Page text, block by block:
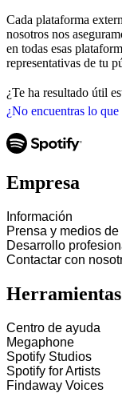
¿No encuentras lo que
Cada plataforma
nosotros nos
en todas esas
representativas de tu
¿Te ha resultado útil
Empresa
Información
Prensa y medios
Desarrollo
Contactar con
Centro de ayuda
Megaphone
Spotify Studios
Spotify for Artists
Findaway Voices